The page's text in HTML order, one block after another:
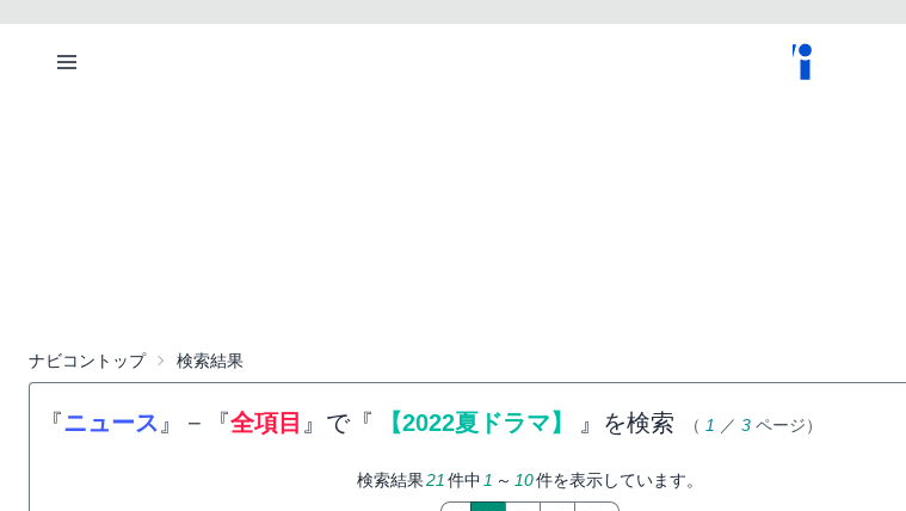
ナビコントップ 検索結果
『ニュース 』 − 『全項目 』で『 【2022夏ドラマ】 』を検索 （ 1 ／ 3 ページ）
検索結果21 件中 1 ～ 10件を表示しています。